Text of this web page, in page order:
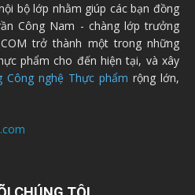
bộ lớp nhằm giúp các bạn đồng
Công Nam - chàng lớp trưởng
trở thành một trong những
phẩm cho đến hiện tại, và xây
Công nghệ Thực phẩm rộng lớn,